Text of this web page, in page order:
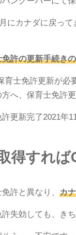
にカナダに戻っ
免許の更新手続き
育士免許更新が必
へ、保育士免許
更新完了2021年
得すれば
免許と異なり、カ
許失効しても、き